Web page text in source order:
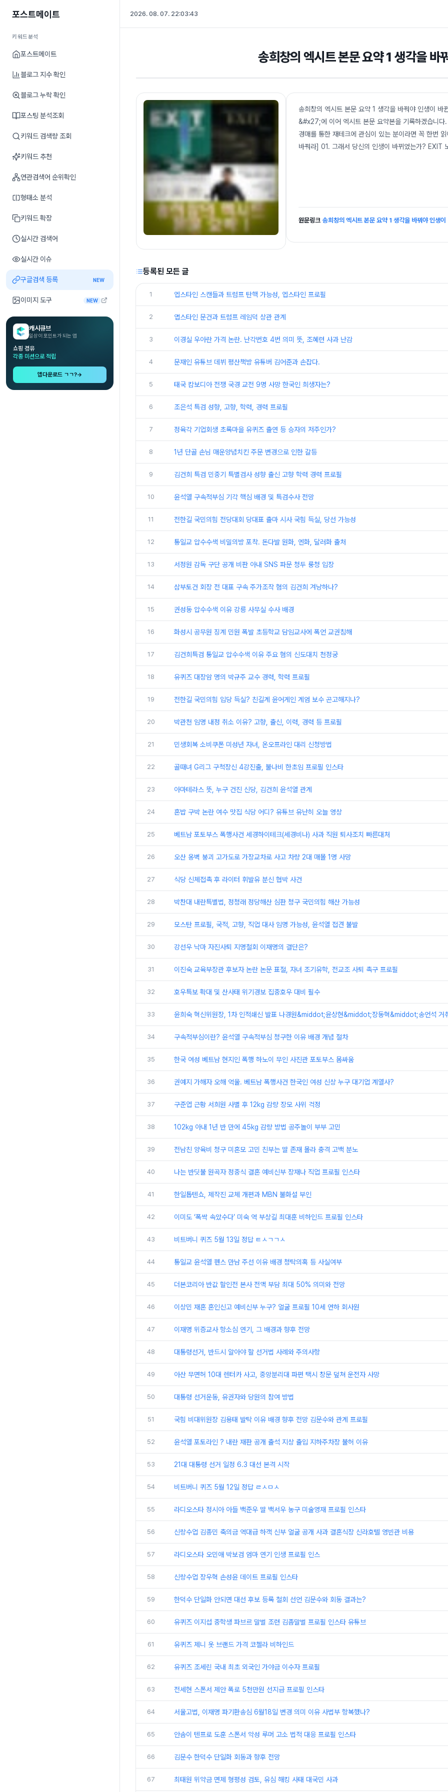
포스트메이트
키워드분석
포스트메이트
블로그 지수 확인
블로그 누락 확인
포스팅 분석조회
키워드 검색량 조회
키워드 추천
연관검색어 순위확인
형태소 분석
키워드 확장
실시간 검색어
실시간 이슈
구글검색 등록 NEW
이미지 도구 NEW
캐시큐브
일상이 포인트가 되는 앱
쇼핑 경유
각종 미션으로 적립
앱다운로드 ㄱㄱ?→
2026. 08. 07. 22:03:44
송희창의 엑시트 본문 요약 1 생각을 바
송희창의 엑시트 본문 요약 1 생각을 바꿔야 인생이
&#x27;에 이어 엑시트 본문 요약본을 기록하겠습니
경매를 통한 재테크에 관심이 있는 분이라면 꼭 한번
바꿔라] 01. 그래서 당신의 인생이 바뀌었는가? EXIT
원문링크 송희창의 엑시트 본문 요약 1 생각을 바꿔야 인생이
등록된 모든 글
1 엡스타인 스캔들과 트럼프 탄핵 가능성, 엡스타인 프로필
2 앱스타인 문건과 트럼프 레임덕 상관 관계
3 이경실 우아란 가격 논란. 난각번호 4번 의미 뜻, 조혜련 사과 난감
4 문재인 유튜브 데뷔 평산책방 유튜버 김어준과 손잡다.
5 태국 캄보디아 전쟁 국경 교전 9명 사망 한국인 희생자는?
6 조은석 특검 성향, 고향, 학력, 경력 프로필
7 정육각 기업회생 초록마을 유퀴즈 출연 등 승자의 저주인가?
8 1년 단골 손님 매운양념치킨 주문 변경으로 인한 갈등
9 김건희 특검 민중기 특별검사 성향 출신 고향 학력 경력 프로필
10 윤석열 구속적부심 기각 핵심 배경 및 특검수사 전망
11 전한길 국민의힘 전당대회 당대표 출마 시사 국힘 득실, 당선 가능성
12 통일교 압수수색 비밀의방 포착. 돈다발 원화, 엔화, 달러화 출처
13 서정원 감독 구단 공개 비판 아내 SNS 파문 청두 룽청 입장
14 삼부토건 회장 전 대표 구속 주가조작 혐의 김건희 겨낭하나?
15 권성동 압수수색 이유 강릉 사무실 수사 배경
16 화성시 공무원 징계 민원 폭발 초등학교 담임교사에 폭언 교권침해
17 김건희특검 통일교 압수수색 이유 주요 혐의 신도대치 천정궁
18 유퀴즈 대장암 명의 박규주 교수 경력, 학력 프로필
19 전한길 국민의힘 입당 득실? 친길계 윤어게인 계엄 보수 곤고해지나?
20 박관천 임명 내정 취소 이유? 고향, 출신, 이력, 경력 등 프로필
21 민생회복 소비쿠폰 미성년 자녀, 온오프라인 대리 신청방법
22 골때녀 G리그 구척장신 4강진출, 불나비 한초임 프로필 인스타
23 아마테라스 뜻, 누구 건진 신당, 김건희 윤석열 관계
24 혼밥 구박 논란 여수 맛집 식당 어디? 유튜브 유난히 오늘 영상
25 베트남 포토부스 폭행사건 세경하이테크(세경비나) 사과 직원 퇴사조치 빠른대처
26 오산 옹벽 붕괴 고가도로 가장교차로 사고 차량 2대 매몰 1명 사망
27 식당 신체접촉 후 라이터 휘발유 분신 협박 사건
28 박찬대 내란특별법, 정청래 정당해산 심판 청구 국민의힘 해산 가능성
29 모스탄 프로필, 국적, 고향, 직업 대사 임명 가능성, 윤석열 접견 불발
30 강선우 낙마 자진사퇴 지명철회 이재명의 결단은?
31 이진숙 교육부장관 후보자 논란 논문 표절, 자녀 조기유학, 전교조 사퇴 촉구 프로필
32 호우특보 확대 및 산사태 위기경보 집중호우 대비 필수
33 윤희숙 혁신위원장, 1차 인적쇄신 발표 나경원&middot;윤상현&middot;장동혁&middot;송언석 거
34 구속적부심이란? 윤석열 구속적부심 청구한 이유 배경 개념 절차
35 한국 여성 베트남 현지인 폭행 하노이 무인 사진관 포토부스 몸싸움
36 권예지 가해자 오해 억울. 베트남 폭행사건 한국인 여성 신상 누구 대기업 계열사?
37 구준엽 근황 서희원 사별 후 12kg 감량 장모 사위 걱정
38 102kg 아내 1년 반 만에 45kg 감량 방법 공주놀이 부부 고민
39 전남친 양육비 청구 미혼모 고민 친부는 딸 존재 몰라 충격 고백 분노
40 나는 반딧불 원곡자 정중식 결혼 예비신부 장재나 직업 프로필 인스타
41 한일톱텐쇼, 제작진 교체 개편과 MBN 불화설 부인
42 이미도 ‘폭싹 속았수다’ 미숙 역 부상길 최대훈 비하인드 프로필 인스타
43 비트버니 퀴즈 5월 13일 정답 ㅌㅅㄱㄱㅅ
44 통일교 윤석열 펜스 만남 주선 이유 배경 청탁의혹 등 사실여부
45 더본코리아 반값 할인전 본사 전액 부담 최대 50% 의미와 전망
46 이상민 재혼 혼인신고 예비신부 누구? 얼굴 프로필 10세 연하 회사원
47 이재명 위증교사 항소심 연기, 그 배경과 향후 전망
48 대통령선거, 반드시 알아야 할 선거법 사례와 주의사항
49 아산 무면허 10대 렌터카 사고, 중앙분리대 파편 택시 창문 덮쳐 운전자 사망
50 대통령 선거운동, 유권자와 당원의 참여 방법
51 국힘 비대위원장 김용태 발탁 이유 배경 향후 전망 김문수와 관계 프로필
52 윤석열 포토라인 ? 내란 재판 공개 출석 지상 출입 지하주차장 불허 이유
53 21대 대통령 선거 일정 6.3 대선 본격 시작
54 비트버니 퀴즈 5월 12일 정답 ㄹㅅㅁㅅ
55 라디오스타 정시아 아들 백준우 딸 백서우 농구 미술영재 프로필 인스타
56 신랑수업 김종민 축의금 역대급 하객 신부 얼굴 공개 사과 결혼식장 신라호텔 영빈관 비용
57 라디오스타 오민애 박보검 엄마 연기 인생 프로필 인스
58 신랑수업 장우혁 손성윤 데이트 프로필 인스타
59 한덕수 단일화 안되면 대선 후보 등록 철회 선언 김문수와 회동 결과는?
60 유퀴즈 이지섭 중학생 파브르 말벌 조련 김좀말벌 프로필 인스타 유튜브
61 유퀴즈 제니 옷 브랜드 가격 코첼라 비하인드
62 유퀴즈 조세린 국내 최초 외국인 가야금 이수자 프로필
63 전세현 스폰서 제안 폭로 5천만원 선지급 프로필 인스타
64 서울고법, 이재명 파기환송심 6월18일 변경 의미 이유 사법부 항복했나?
65 안솜이 텐프로 도훈 스폰서 악성 루머 고소 법적 대응 프로필 인스타
66 김문수 한덕수 단일화 회동과 향후 전망
67 최태원 위약금 면제 형평성 검토, 유심 해킹 사태 대국민 사과